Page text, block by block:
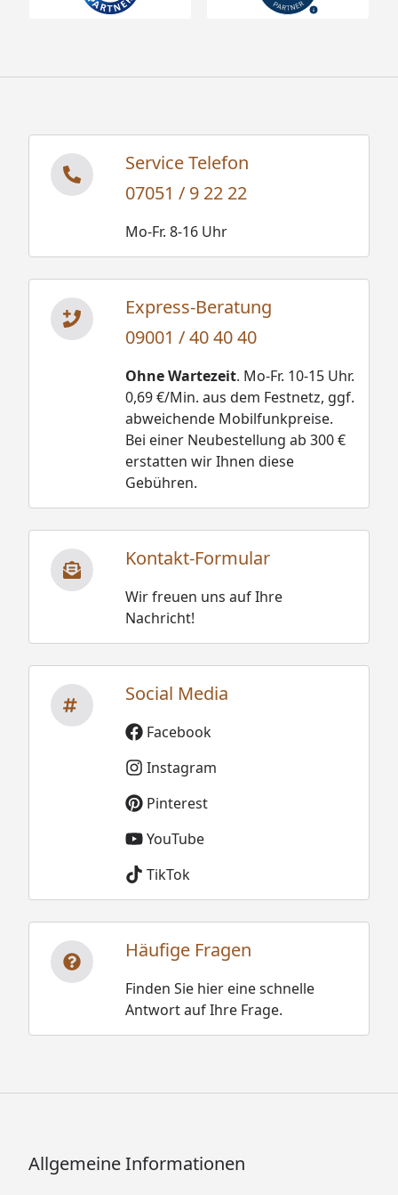
Service Telefon
07051 / 9 22 22
Mo-Fr. 8-16 Uhr
Express-Beratung
09001 / 40 40 40
Ohne Wartezeit. Mo-Fr. 10-15 Uhr.
0,69 €/Min. aus dem Festnetz, ggf.
abweichende Mobilfunkpreise.
Bei einer Neubestellung ab 300 €
erstatten wir Ihnen diese
Gebühren.
Kontakt-Formular
Wir freuen uns auf Ihre
Nachricht!
Social Media
Facebook
Instagram
Pinterest
YouTube
TikTok
Häufige Fragen
Finden Sie hier eine schnelle
Antwort auf Ihre Frage.
Allgemeine Informationen